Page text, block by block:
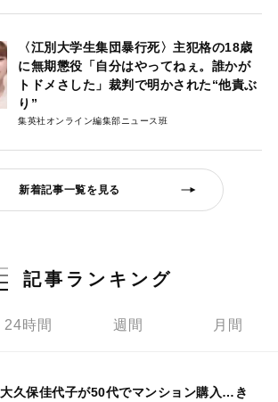
〈江別大学生集団暴行死〉主犯格の18歳
に無期懲役「自分はやってねぇ。誰かが
トドメさした」裁判で明かされた“他責ぶ
り”
集英社オンライン編集部ニュース班
新着記事一覧を見る
記事ランキング
24時間 週間 月間
大久保佳代子が50代でマンション購入…き